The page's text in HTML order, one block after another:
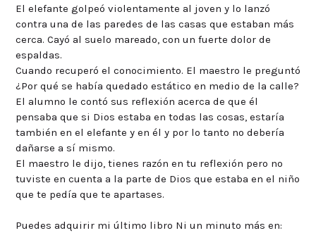
El elefante golpeó violentamente al joven y lo lanzó
contra una de las paredes de las casas que estaban más
cerca. Cayó al suelo mareado, con un fuerte dolor de
espaldas.
Cuando recuperó el conocimiento. El maestro le preguntó
¿Por qué se había quedado estático en medio de la calle?
El alumno le contó sus reflexión acerca de que él
pensaba que si Dios estaba en todas las cosas, estaría
también en el elefante y en él y por lo tanto no debería
dañarse a sí mismo.
El maestro le dijo, tienes razón en tu reflexión pero no
tuviste en cuenta a la parte de Dios que estaba en el niño
que te pedía que te apartases.
Puedes adquirir mi último libro Ni un minuto más en: